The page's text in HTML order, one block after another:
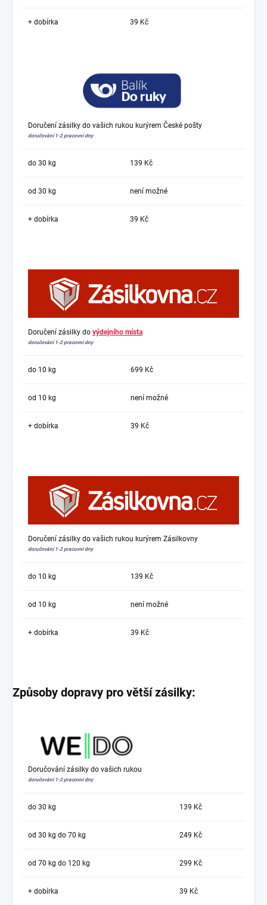
+ dobírka 39 Kč
Doručení zásilky do vašich rukou kurýrem České pošty
doručování 1-2 pracovní dny
do 30 kg 139 Kč
od 30 kg není možné
+ dobírka 39 Kč
Doručení zásilky do výdejního místa
doručování 1-2 pracovní dny
do 10 kg 699 Kč
od 10 kg není možné
+ dobírka 39 Kč
Doručení zásilky do vašich rukou kurýrem Zásilkovny
doručování 1-2 pracovní dny
do 10 kg 139 Kč
od 10 kg není možné
+ dobírka 39 Kč
Způsoby dopravy pro větší zásilky:
Doručování zásilky do vašich rukou
doručování 1-2 pracovní dny
do 30 kg 139 Kč
od 30 kg do 70 kg 249 Kč
od 70 kg do 120 kg 299 Kč
+ dobírka 39 Kč